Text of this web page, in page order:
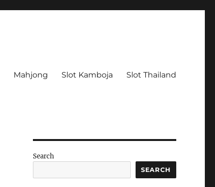
Mahjong Slot Kamboja Slot Thailand
Search
SEARCH